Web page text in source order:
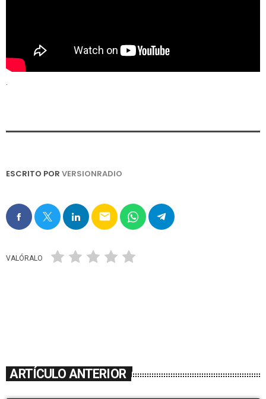
.
ESCRITO POR VERSIONRADIO
email
VALÓRALO
ARTÍCULO ANTERIOR